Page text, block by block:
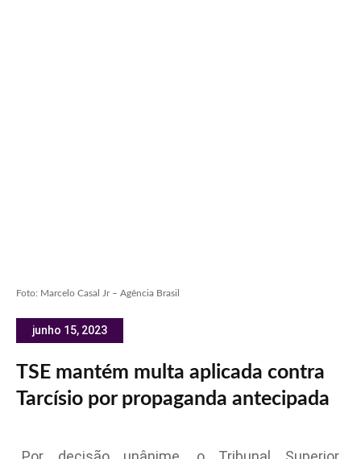
Foto: Marcelo Casal Jr – Agência Brasil
junho 15, 2023
TSE mantém multa aplicada contra
Tarcísio por propaganda antecipada